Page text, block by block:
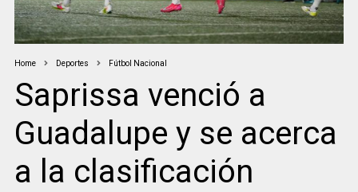
Home Deportes Fútbol Nacional
Saprissa venció a
Guadalupe y se acerca
a la clasificación